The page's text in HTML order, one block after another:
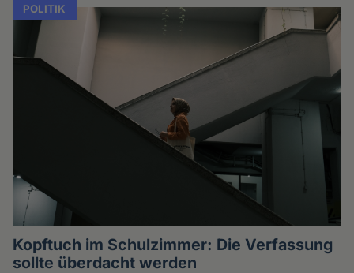
POLITIK
Kopftuch im Schulzimmer: Die Verfassung
sollte überdacht werden